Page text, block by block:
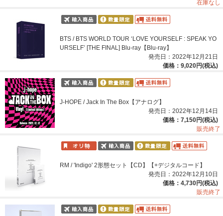
在庫なし
BTS / BTS WORLD TOUR ‘LOVE YOURSELF : SPEAK YO
URSELF’ [THE FINAL] Blu-ray【Blu-ray】
発売日：2022年12月21日
価格：9,020円(税込)
J-HOPE / Jack In The Box【アナログ】
発売日：2022年12月14日
価格：7,150円(税込)
販売終了
RM / 'Indigo' 2形態セット【CD】【+デジタルコード】
発売日：2022年12月10日
価格：4,730円(税込)
販売終了